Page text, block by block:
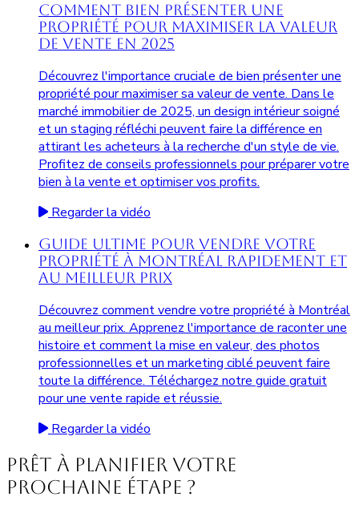
Comment Bien Présenter une
Propriété pour Maximiser la Valeur
de Vente en 2025
Découvrez l'importance cruciale de bien présenter une
propriété pour maximiser sa valeur de vente. Dans le
marché immobilier de 2025, un design intérieur soigné
et un staging réfléchi peuvent faire la différence en
attirant les acheteurs à la recherche d'un style de vie.
Profitez de conseils professionnels pour préparer votre
bien à la vente et optimiser vos profits.
Regarder la vidéo
Guide Ultime pour Vendre Votre
Propriété à Montréal Rapidement et
au Meilleur Prix
Découvrez comment vendre votre propriété à Montréal
au meilleur prix. Apprenez l'importance de raconter une
histoire et comment la mise en valeur, des photos
professionnelles et un marketing ciblé peuvent faire
toute la différence. Téléchargez notre guide gratuit
pour une vente rapide et réussie.
Regarder la vidéo
Prêt à planifier votre
prochaine étape ?